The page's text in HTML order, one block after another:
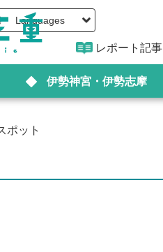
Languages
レポート記事
伊勢神宮・伊勢志摩
ポット